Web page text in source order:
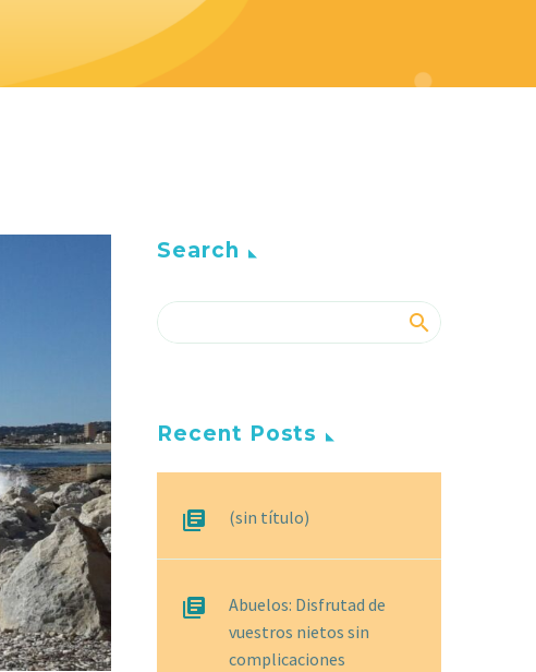
Search
Recent Posts
(sin título)
Abuelos: Disfrutad de
vuestros nietos sin
complicaciones